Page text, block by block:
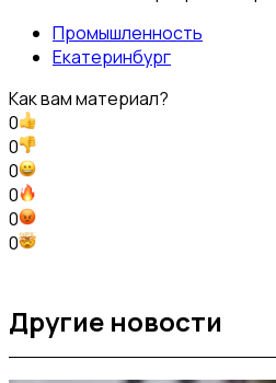
Промышленность
Екатеринбург
Как вам материал?
0
0
0
0
0
0
Другие новости